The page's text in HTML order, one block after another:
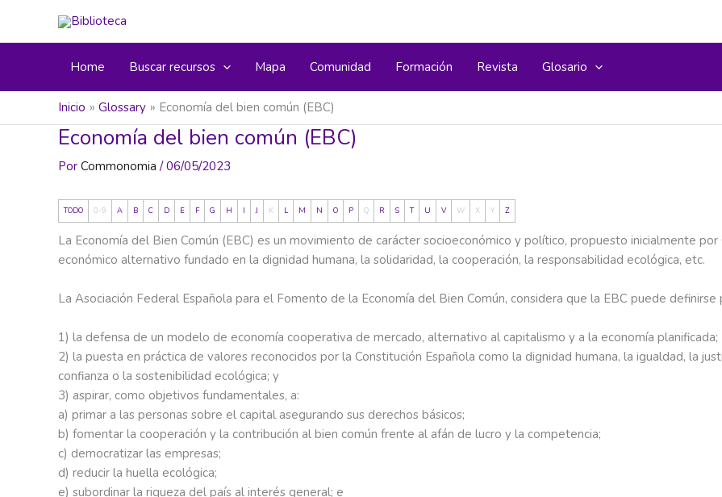
contenido
Home Buscar recursos Mapa Comunidad Formación Revista Glosario
Inicio Glossary Economía del bien común (EBC)
Economía del bien común (EBC)
Por Commonomia/06/05/2023
TODO 0-9 A B C D E F G H J K L M N O P Q R S T U V W X Y Z
La Economía del Bien Común (EBC) es un movimiento de carácter socioeconómico y político, propuesto inicialmente
económico alternativo fundado en la dignidad humana, la solidaridad, la cooperación, la responsabilidad ecológica, etc.
La Asociación Federal Española para el Fomento de la Economía del Bien Común, considera que la EBC puede definirse
1) la defensa de un modelo de economía cooperativa de mercado, alternativo al capitalismo y a la economía planificada;
2) la puesta en práctica de valores reconocidos por la Constitución Española como la dignidad humana, la igualdad, la
confianza o la sostenibilidad ecológica; y
3) aspirar, como objetivos fundamentales, a:
a) primar a las personas sobre el capital asegurando sus derechos básicos;
b) fomentar la cooperación y la contribución al bien común frente al afán de lucro y la competencia;
c) democratizar las empresas;
d) reducir la huella ecológica;
e) subordinar la riqueza del país al interés general; e